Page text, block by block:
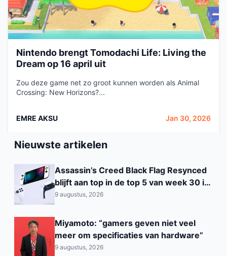
Nintendo brengt Tomodachi Life: Living the
Dream op 16 april uit
Zou deze game net zo groot kunnen worden als Animal
Crossing: New Horizons?...
EMRE AKSU Jan 30, 2026
Nieuwste artikelen
Assassin’s Creed Black Flag Resynced
blijft aan top in de top 5 van week 30 in
België
9 augustus, 2026
Miyamoto: “gamers geven niet veel
meer om specificaties van hardware”
9 augustus, 2026